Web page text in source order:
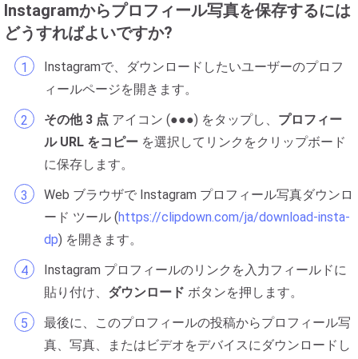
Instagramからプロフィール写真を保存するには
どうすればよいですか?
Instagramで、ダウンロードしたいユーザーのプロフ
ィールページを開きます。
その他 3 点 アイコン (●●●) をタップし、 プロフィー
ル URL をコピー を選択してリンクをクリップボード
に保存します。
Web ブラウザで Instagram プロフィール写真ダウンロ
ード ツール (https://clipdown.com/ja/download-insta-
dp) を開きます。
Instagram プロフィールのリンクを入力フィールドに
貼り付け、 ダウンロード ボタンを押します。
最後に、このプロフィールの投稿からプロフィール写
真、写真、またはビデオをデバイスにダウンロードし